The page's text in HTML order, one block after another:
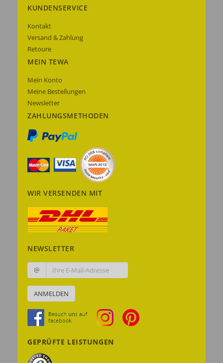
KUNDENSERVICE
Kontakt
Versand & Zahlung
Retoure
MEIN TEWA
Mein Konto
Meine Bestellungen
Newsletter
ZAHLUNGSMETHODEN
WIR VERSENDEN MIT
NEWSLETTER
@
ANMELDEN
GEPRÜFTE LEISTUNGEN